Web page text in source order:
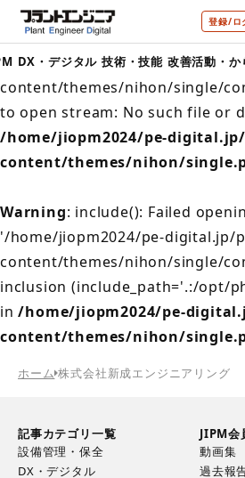
登録/ロ
DX・デジタル 技術・技能 改善活動・か
Warning: include(/home/
digital.jp/public_html/wp-
content/themes/nihon/single/
to open stream: No such file or
/home/jiopm2024/pe-
content/themes/nihon/
Warning: include(): Failed
'/home/jiopm2024/pe-digital.jp/
content/themes/nihon/single/
inclusion (include_path='.:/opt/
in/home/jiopm2024/pe-
content/themes/nihon/
ホーム 株式会社新成エンジニアリング
記事カテゴリ一覧
設備管理・保全
DX・デジタル
JIPM会
動画集
過去報